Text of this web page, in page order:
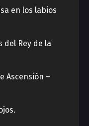
en los labios
del Rey de la
Ascensión –